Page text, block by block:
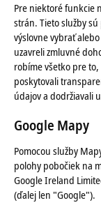
Pre niektoré funkcie
strán. Tieto služby
výslovne vybrať
uzavreli zmluvné
robíme všetko pre
poskytovali
údajov a dodržiavali
Google Mapy
Pomocou služby
polohy pobočiek na
Google Ireland
(ďalej len "Google").